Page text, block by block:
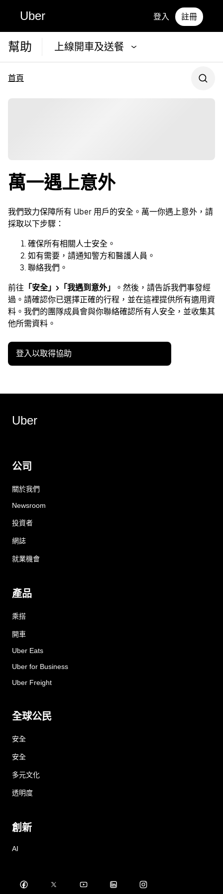
Uber 登入 註冊
幫助 上線開車及送餐
首頁
萬一遇上意外
我們致力保障所有 Uber 用戶的安全。萬一你遇上意外，請
採取以下步驟：
確保所有相關人士安全。
如有需要，請通知警方和醫護人員。
聯絡我們。
前往 「安全」>「我遇到意外」
。然後，請告訴我們事發經
過。請確認你已選擇正確的行程，並在這裡提供所有適用資
料。我們的團隊成員會與你聯絡確認所有人安全，並收集其
他所需資料。
登入以取得協助
Uber
公司
關於我們
Newsroom
投資者
網誌
就業機會
產品
乘搭
開車
Uber Eats
Uber for Business
Uber Freight
全球公民
安全
安全
多元文化
透明度
創新
AI